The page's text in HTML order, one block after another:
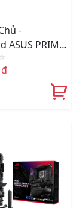
-
ASUS PRIME
☆